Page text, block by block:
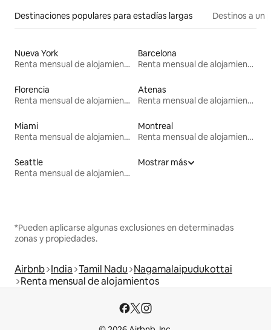
Destinaciones populares para estadías largas Destinos a un
Nueva York
Renta mensual de alojamientos
Barcelona
Renta mensual de alojamientos
Florencia
Renta mensual de alojamientos
Atenas
Renta mensual de alojamientos
Miami
Renta mensual de alojamientos
Montreal
Renta mensual de alojamientos
Seattle
Renta mensual de alojamientos
Mostrar más
*Pueden aplicarse algunas exclusiones en determinadas
zonas y propiedades.
Airbnb India Tamil Nadu Nagamalaipudukottai
Renta mensual de alojamientos